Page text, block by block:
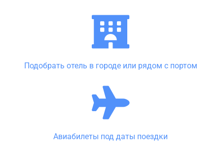
Подобрать отель в городе или рядом с портом
Авиабилеты под даты поездки